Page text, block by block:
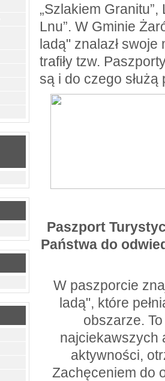
„Szlakiem
Lnu”. W Gminie
ladą" znalazł
trafiły tzw.
są i do czego
Paszport
Państwa do
W paszporcie
ladą", które
obszarze.
najciekawszych
aktywności,
Zachęceniem do